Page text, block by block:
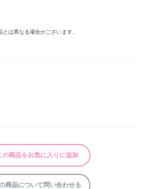
ーワードで検索する
テゴリで検索する
は異なる場合がございます。
の商品をお気に入りに追加
商品について問い合わせる